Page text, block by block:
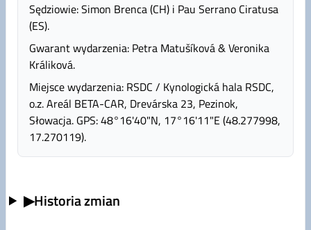
Sędziowie: Simon Brenca (CH) i Pau Serrano Ciratusa
(ES).
Gwarant wydarzenia: Petra Matušíková & Veronika
Králiková.
Miejsce wydarzenia: RSDC / Kynologická hala RSDC,
o.z. Areál BETA-CAR, Drevárska 23, Pezinok,
Słowacja. GPS: 48°16'40"N, 17°16'11"E (48.277998,
17.270119).
▶Historia zmian